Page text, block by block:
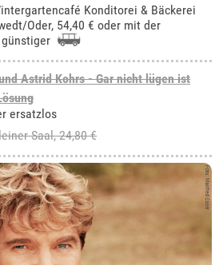
Konditorei & Bäckerei
Oder, 54,40 € oder mit der
günstiger
Astrid Kohrs - Gar nicht lügen ist
ersatzlos
Saal, 24,80 €